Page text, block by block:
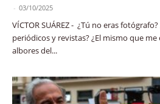
- 03/10/2025
VÍCTOR SUÁREZ - ¿Tú no eras
periódicos y revistas? ¿El mismo que
albores del...